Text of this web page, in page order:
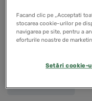
fiscala, ce obligatii au
camere in locuintele
intocmeasca dosarul
noilor reguli, cum
Facand clic pe „Acceptati
stocarea cookie-urilor pe
navigarea pe site, pentru a
eforturile noastre de
Setări cookie-